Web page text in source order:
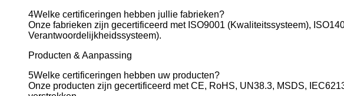
4Welke certificeringen hebben jullie fabrieken?
Onze fabrieken zijn gecertificeerd met ISO9001 (Kwaliteitssysteem),
Verantwoordelijkheidssysteem).
Producten & Aanpassing
5Welke certificeringen hebben uw producten?
Onze producten zijn gecertificeerd met CE, RoHS, UN38.3, MSDS,